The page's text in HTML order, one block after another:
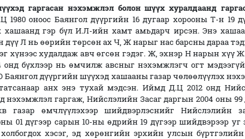
гаргасан нэхэмжлэл болоншүүх хуралдаанд
1980 оноос Баянгол дүүргийн 16 дугаар хорооны Т-н 19
хашаанд гэр бүл И.Л-ийн хамт амьдарч ирсэн. Энэ
дүү Л нь өөрийн төрсөн ах Ч, Ж нарыг нас барсны дараа
хүнээс худалдаж авч өгсөн гэдэг. Ж, эхнэр Н нарын хүү
онд бүхлээр нь өмчилж авсныг нэхэмжлэгч огт
Баянгол дүүргийн шүүхэд хашааны газар чөлөөлүүлэх
анх энэ тухай мэдсэн. Иймд Д.Ц 2012 онд
нэхэмжлэл гаргаж, Нийслэлийн Засаг даргын 2004 оны 99
газар өмчлүүлэхээр шийдвэрлэснийг Нийслэлийн
01 дүгээр сарын 10-ны өдрийн 19 дүгээр шийдвэрээр
хэсэг, эд хөрөнгийн эрхийн улсын бүртгэлийн